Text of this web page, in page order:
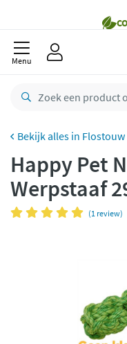
Menu
Flostouw
Happy Pet
Werpstaaf
(1 review)